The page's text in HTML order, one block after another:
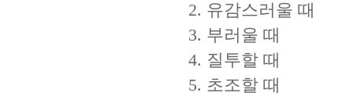
2. 유감스러울 때
3. 부러울 때
4. 질투할 때
5. 초조할 때